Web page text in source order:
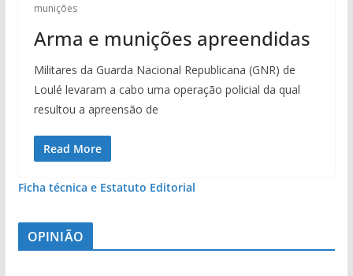
munições
Arma e munições apreendidas
Militares da Guarda Nacional Republicana (GNR) de
Loulé levaram a cabo uma operação policial da qual
resultou a apreensão de
Read More
Ficha técnica e Estatuto Editorial
OPINIÃO